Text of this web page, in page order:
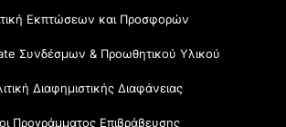
Εκπτώσεων και Προσφορών
Συνδέσμων & Προωθητικού Υλικού
Διαφημιστικής Διαφάνειας
Προγράμματος Επιβράβευσης